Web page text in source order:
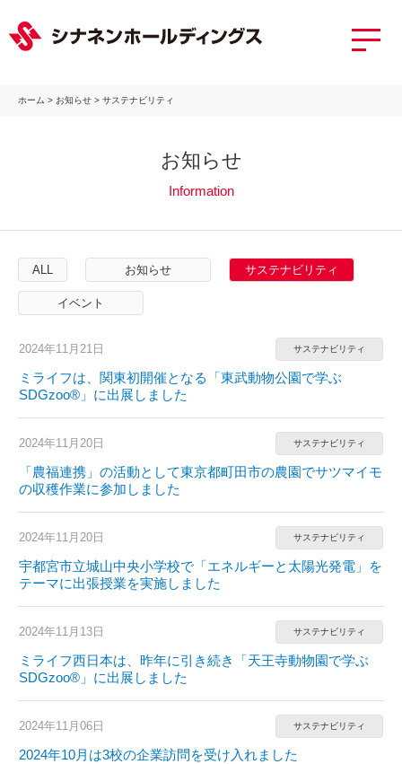
ホーム > お知らせ > サステナビリティ
お知らせ
Information
ALL お知らせ サステナビリティ
イベント
2024年11月21日 サステナビリティ
ミライフは、関東初開催となる「東武動物公園で学ぶ
SDGzoo®」に出展しました
2024年11月20日 サステナビリティ
「農福連携」の活動として東京都町田市の農園でサツマイモ
の収穫作業に参加しました
2024年11月20日 サステナビリティ
宇都宮市立城山中央小学校で「エネルギーと太陽光発電」を
テーマに出張授業を実施しました
2024年11月13日 サステナビリティ
ミライフ西日本は、昨年に引き続き「天王寺動物園で学ぶ
SDGzoo®」に出展しました
2024年11月06日 サステナビリティ
2024年10月は3校の企業訪問を受け入れました